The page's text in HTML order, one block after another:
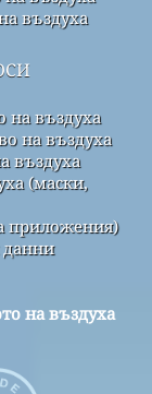
въздуха
на въздуха
на въздуха
въздуха
(маски,
приложения)
данни
на въздуха